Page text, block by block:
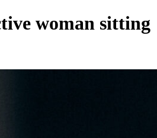
woman sitting